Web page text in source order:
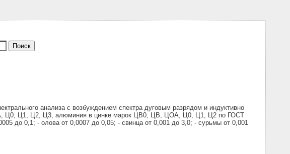
анализа с возбуждением спектра дуговым разрядом и индуктивно
Ц0, Ц1, Ц2, Ц3, алюминия в цинке марок ЦВ0, ЦВ, ЦОА, Ц0, Ц1, Ц2 по ГОСТ
до 0,1; - олова от 0,0007 до 0,05; - свинца от 0,001 до 3,0; - сурьмы от 0,001